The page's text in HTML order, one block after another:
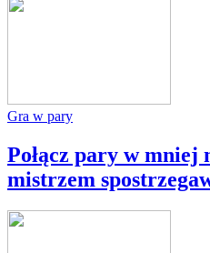
Gra w pary
Połącz pary w mniej
mistrzem